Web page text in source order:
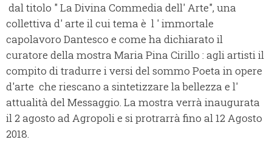
dal titolo " La Divina Commedia dell' Arte", una
collettiva d' arte il cui tema è l ' immortale
capolavoro Dantesco e come ha dichiarato il
curatore della mostra Maria Pina Cirillo : agli artisti il
compito di tradurre i versi del sommo Poeta in opere
d'arte che riescano a sintetizzare la bellezza e l'
attualità del Messaggio. La mostra verrà inaugurata
il 2 agosto ad Agropoli e si protrarrà fino al 12 Agosto
2018.